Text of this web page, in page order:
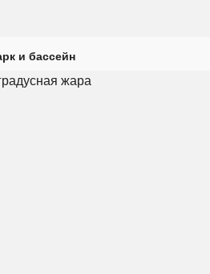
и бассейн